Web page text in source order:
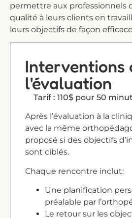
permettre aux professionnels
qualité à leurs clients en
leurs objectifs de façon
Interventions
l'évaluation
Tarif : 110$ pour 50
Après l’évaluation à la
avec la même
proposé si des objectifs
sont ciblés.
Chaque rencontre inclut:
Une planification
préalable par
Le retour sur les